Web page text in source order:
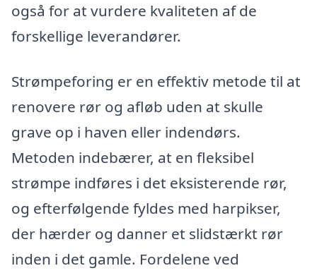
også for at vurdere kvaliteten af de
forskellige leverandører.
Strømpeforing er en effektiv metode til at
renovere rør og afløb uden at skulle
grave op i haven eller indendørs.
Metoden indebærer, at en fleksibel
strømpe indføres i det eksisterende rør,
og efterfølgende fyldes med harpikser,
der hærder og danner et slidstærkt rør
inden i det gamle. Fordelene ved